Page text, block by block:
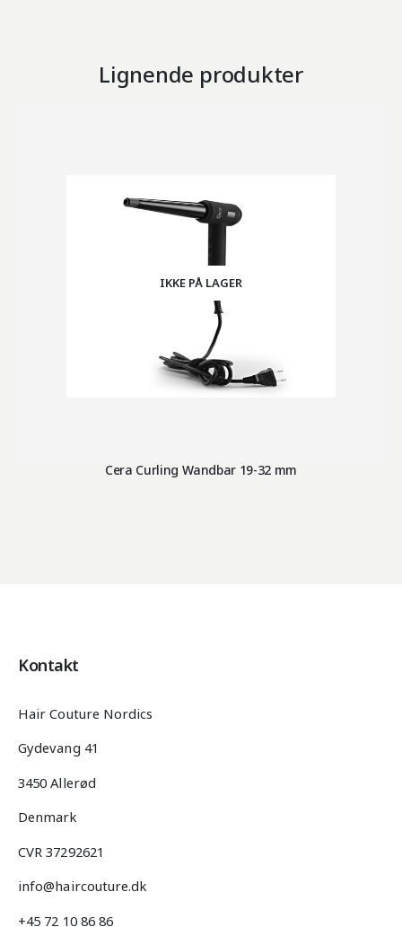
Lignende produkter
IKKE PÅ LAGER
Cera Curling Wandbar 19-32 mm
Kontakt
Hair Couture Nordics
Gydevang 41
3450 Allerød
Denmark
CVR 37292621
info@haircouture.dk
+45 72 10 86 86